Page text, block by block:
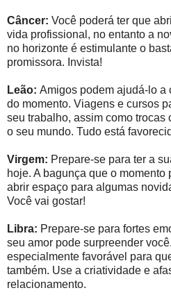
Câncer: Você poderá ter que
vida profissional, no entanto a
no horizonte é estimulante o
promissora. Invista!
Leão: Amigos podem ajudá-lo a
do momento. Viagens e cursos
seu trabalho, assim como
o seu mundo. Tudo está
Virgem: Prepare-se para ter a
hoje. A bagunça que o momento
abrir espaço para algumas
Você vai gostar!
Libra: Prepare-se para fortes
seu amor pode surpreender
especialmente favorável para
também. Use a criatividade e
relacionamento.